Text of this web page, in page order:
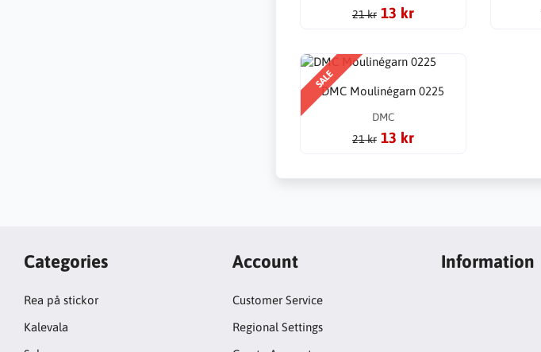
21 kr 13 kr
SALE
DMC Moulinégarn 0225
DMC
21 kr 13 kr
Categories
Rea på stickor
Kalevala
Account
Customer Service
Regional Settings
Information